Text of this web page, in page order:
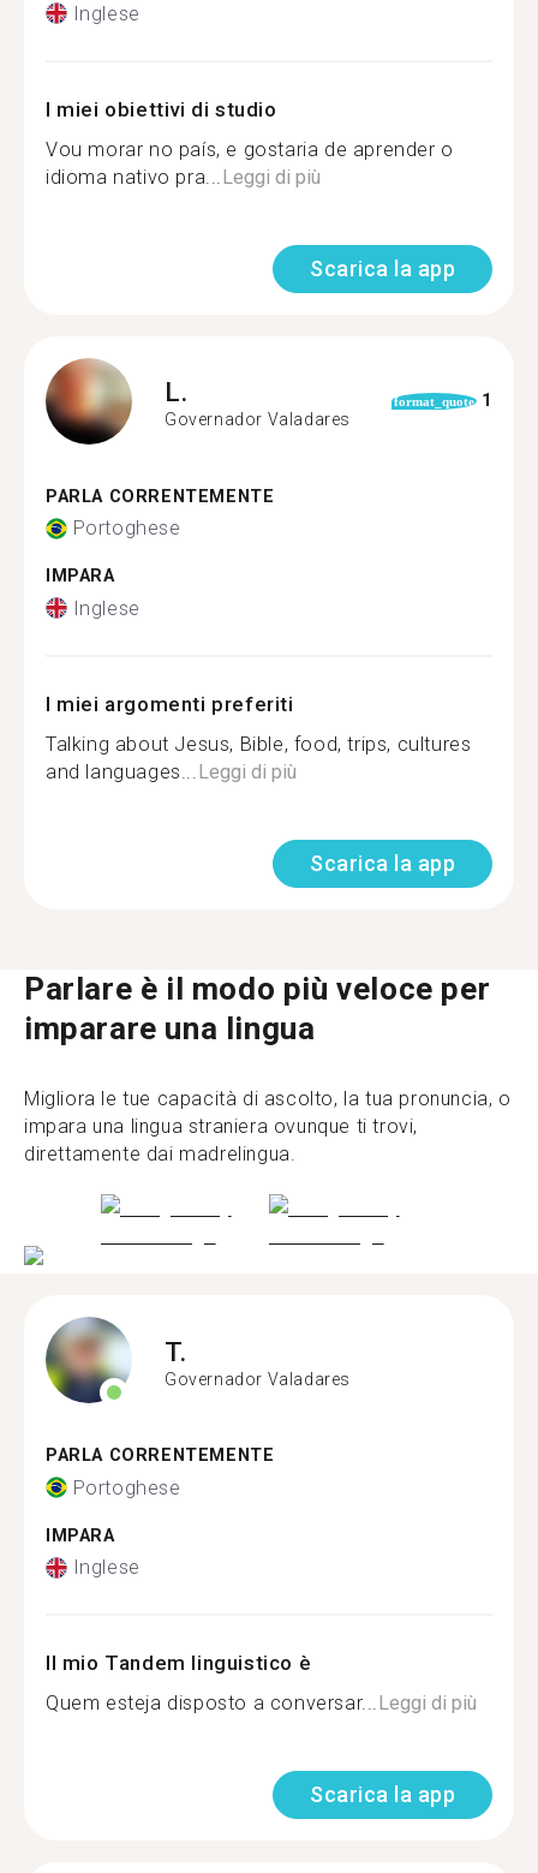
Inglese
I miei obiettivi di studio
Vou morar no país, e gostaria de aprender o
idioma nativo pra... Leggi di più
Scarica la app
L.
Governador Valadares
format_quote 1
PARLA CORRENTEMENTE
Portoghese
IMPARA
Inglese
I miei argomenti preferiti
Talking about Jesus, Bible, food, trips, cultures
and languages... Leggi di più
Scarica la app
Parlare è il modo più veloce per
imparare una lingua
Migliora le tue capacità di ascolto, la tua pronuncia, o
impara una lingua straniera ovunque ti trovi,
direttamente dai madrelingua.
T.
Governador Valadares
PARLA CORRENTEMENTE
Portoghese
IMPARA
Inglese
Il mio Tandem linguistico è
Quem esteja disposto a conversar...Leggi di più
Scarica la app